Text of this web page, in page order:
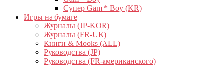
Супер Gam * Boy (KR)
Игры на бумаге
Журналы (JP-KOR)
Журналы (FR-UK)
Книги & Mooks (ALL)
Руководства (JP)
Руководства (FR-американского)